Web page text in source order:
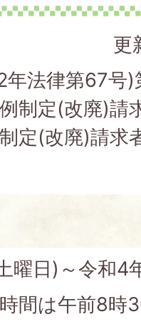
更
年法律第67号
制定(改廃)請
定(改廃)請求
曜日)～令和4
間は午前8時